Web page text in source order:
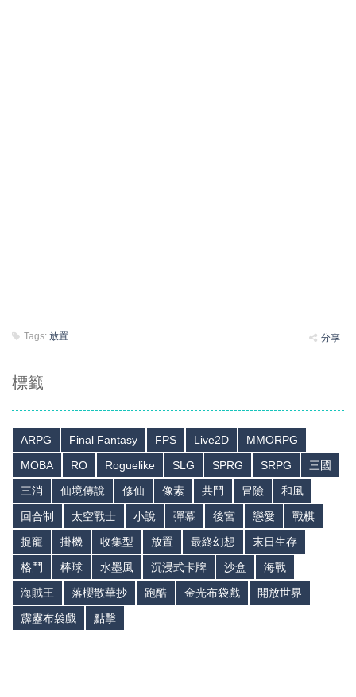
Tags: 放置 分享
標籤
ARPG Final Fantasy FPS Live2D
MMORPG
MOBA
RO Roguelike SLG SPRG SRPG
三國
三消
仙境傳說 修仙 像素 共鬥 冒險
和風
回合制
太空戰士 小說 彈幕 後宮 戀愛
戰棋
捉寵
掛機 收集型 放置 最終幻想
末日生存
格鬥
棒球 水墨風 沉浸式卡牌 沙盒
海戰
海賊王
落櫻散華抄 跑酷 金光布袋戲
開放世界
霹靂布袋戲
點擊